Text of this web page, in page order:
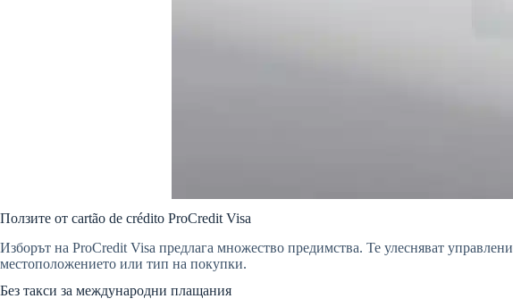
Ползите от cartão de crédito ProCredit Visa
Изборът на ProCredit Visa предлага множество предимства. Те улесняват
местоположението или тип на покупки.
Без такси за международни плащания